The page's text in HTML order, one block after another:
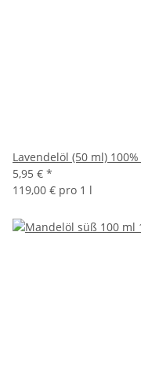
Lavendelöl (50 ml)
5,95 € *
119,00 € pro 1 l